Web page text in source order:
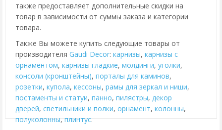
также предоставляет дополнительные скидки на
товар в зависимости от суммы заказа и категории
товара.
Также Вы можете купить следующие товары от
производителя Gaudi Decor: карнизы, карнизы с
орнаментом, карнизы гладкие, молдинги, уголки,
консоли (кронштейны), порталы для каминов,
розетки, купола, кессоны, рамы для зеркал и ниши,
постаменты и статуи, панно, пилястры, декор
дверей, cветильники и полки, орнамент, колонны,
полуколонны, плинтус.